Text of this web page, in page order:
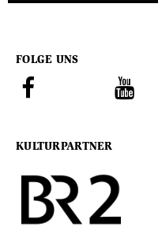
FOLGE UNS
KULTURPARTNER